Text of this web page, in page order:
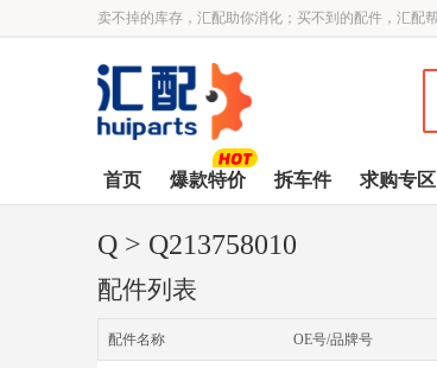
卖不掉的库存，汇配助你消化；买不到的配件，汇配
首页 爆款特价 拆车件 求购专区
Q > Q213758010
配件列表
配件名称 OE号/品牌号